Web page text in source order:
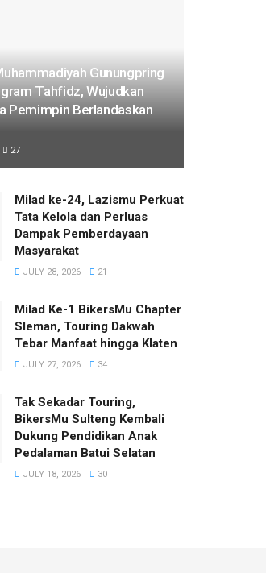
Gunungpring
Tahfidz, Wujudkan
Pemimpin Berlandaskan
27
Milad ke-24, Lazismu Perkuat
Tata Kelola dan Perluas
Dampak Pemberdayaan
Masyarakat
JULY 28, 2026 21
Milad Ke-1 BikersMu Chapter
Sleman, Touring Dakwah
Tebar Manfaat hingga Klaten
JULY 27, 2026 34
Tak Sekadar Touring,
BikersMu Sulteng Kembali
Dukung Pendidikan Anak
Pedalaman Batui Selatan
JULY 18, 2026 30